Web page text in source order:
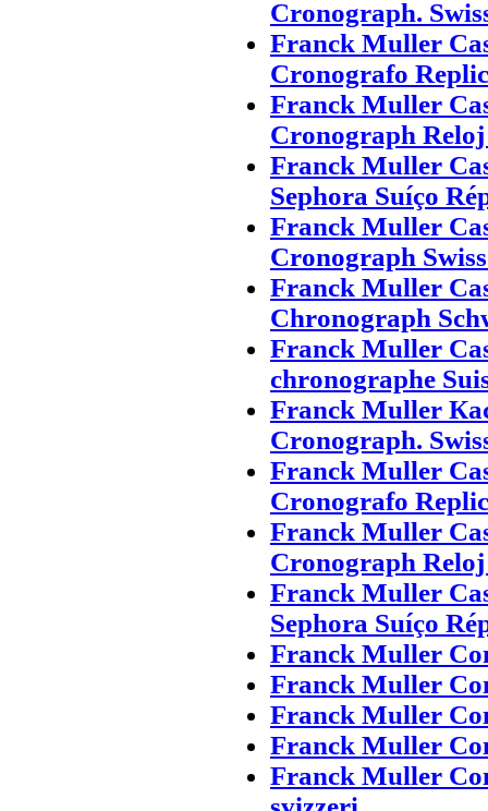
Cronograph.
Franck Muller
Cronografo
Franck Muller
Cronograph
Franck Muller
Sephora Suíço
Franck Muller
Cronograph
Franck Muller
Chronograph
Franck Muller
chronographe
Franck Muller
Cronograph.
Franck Muller
Cronografo
Franck Muller
Cronograph
Franck Muller
Sephora Suíço
Franck Muller
Franck Muller
Franck Muller
Franck Muller
Franck Muller